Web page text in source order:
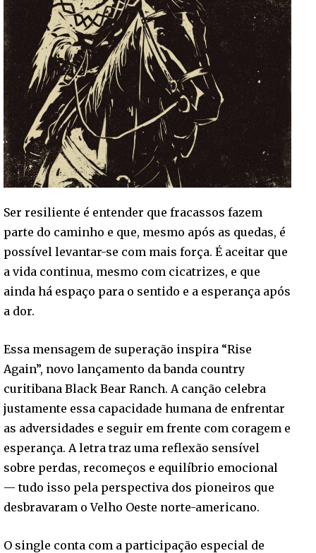
Ser resiliente é entender que fracassos fazem
parte do caminho e que, mesmo após as quedas, é
possível levantar-se com mais força. É aceitar que
a vida continua, mesmo com cicatrizes, e que
ainda há espaço para o sentido e a esperança após
a dor.
Essa mensagem de superação inspira “Rise
Again”, novo lançamento da banda country
curitibana Black Bear Ranch. A canção celebra
justamente essa capacidade humana de enfrentar
as adversidades e seguir em frente com coragem e
esperança. A letra traz uma reflexão sensível
sobre perdas, recomeços e equilíbrio emocional
— tudo isso pela perspectiva dos pioneiros que
desbravaram o Velho Oeste norte-americano.
O single conta com a participação especial de